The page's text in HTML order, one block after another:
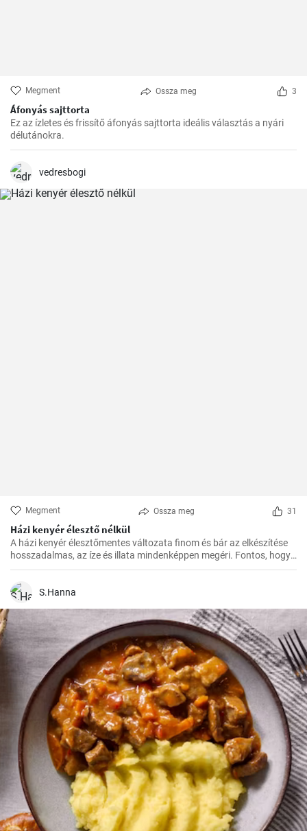
Megment Ossza meg 3
Áfonyás sajttorta
Ez az ízletes és frissítő áfonyás sajttorta ideális választás a nyári
délutánokra.
vedresbogi
Megment Ossza meg 31
Házi kenyér élesztő nélkül
A házi kenyér élesztőmentes változata finom és bár az elkészítése
hosszadalmas, az íze és illata mindenképpen megéri. Fontos, hogy
előre tervezzük meg az készítést, mivel a dagasztás után
S.Hanna